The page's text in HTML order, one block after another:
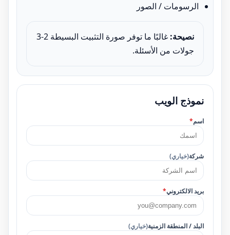
الرسومات / الصور
نصيحة:
غالبًا ما توفر صورة التثبيت البسيطة 2-3
جولات من الأسئلة.
نموذج الويب
اسم*
شركة(خياري)
بريد الالكتروني*
البلد / المنطقة الزمنية(خياري)